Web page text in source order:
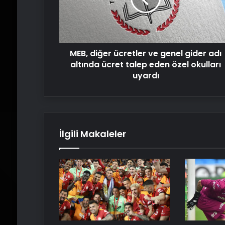
gider
adı
altında
ücret
talep
eden
MEB, diğer ücretler ve genel gider adı
altında ücret talep eden özel okulları
uyardı
İlgili Makaleler